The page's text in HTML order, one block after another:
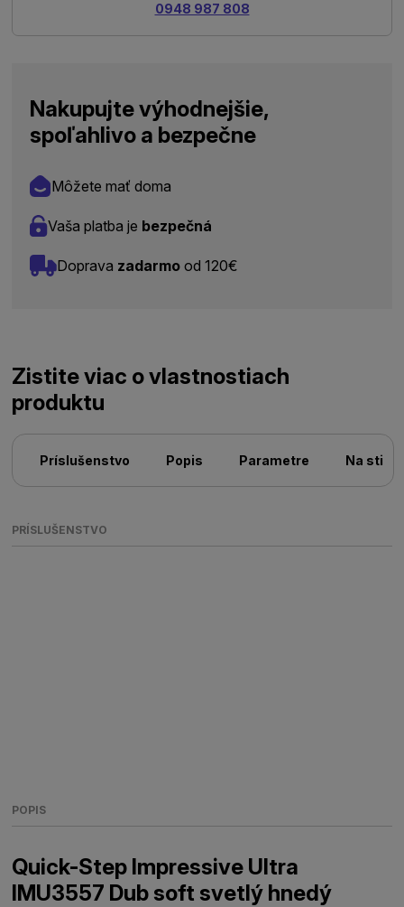
0948 987 808
Nakupujte výhodnejšie,
spoľahlivo a bezpečne
Môžete mať doma
Vaša platba je bezpečná
Doprava zadarmo od 120€
Zistite viac o vlastnostiach
produktu
Príslušenstvo Popis Parametre Na
PRÍSLUŠENSTVO
POPIS
Quick-Step Impressive Ultra
IMU3557 Dub soft svetlý hnedý